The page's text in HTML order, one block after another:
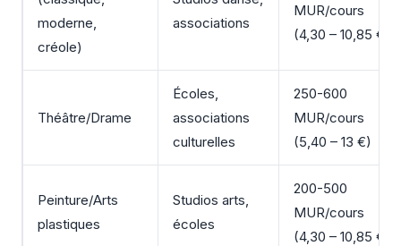
moderne,
créole)
associations
MUR/cours
(4,30 – 10,85 €)
Théâtre/Drame
Écoles,
associations
culturelles
250-600
MUR/cours
(5,40 – 13 €)
Peinture/Arts
plastiques
Studios arts,
écoles
200-500
MUR/cours
(4,30 – 10,85 €)